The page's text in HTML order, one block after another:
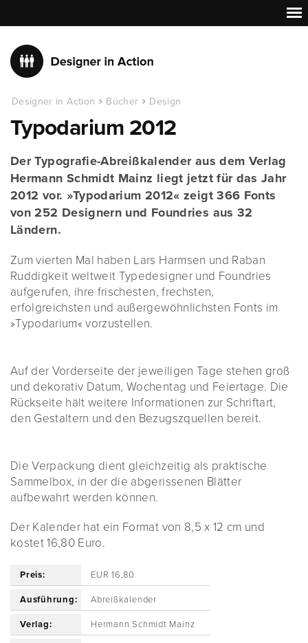
Designer in Action Bücher Design
Typodarium 2012
Der Typografie-Abreißkalender aus dem Verlag
Hermann Schmidt Mainz liegt jetzt für das Jahr
2012 vor. »Typodarium 2012« zeigt 366 Fonts
von 252 Designern und Foundries aus 32
Ländern.
Zum vierten Mal haben Lars Harmsen und Raban
Ruddigkeit weltweit Typedesigner und Foundries
aufgerufen, ihre frischesten, frechsten,
erfolgreichsten und außergewöhnlichsten Fonts im
»Typodarium« vorzustellen.
Auf der Vorderseite der jeweiligen Tage stehen groß
und dekorativ Datum, Wochentag und Feiertage. Die
Rückseite hält weitere Informationen zur Schriftart,
den Gestaltern und den Bezugszquellen bereit.
Die Verpackung dient gleichzeitig als praktische
Sammelbox, in der die abgerissenen Blätter
aufbewahrt werden können.
Der Kalender hat ein Format von 8,5 x 12 cm und
kostet 16,80 Euro.
Preis: EUR 16,80
Ausführung: Abreißkalender
Verlag: Hermann Schmidt Mainz